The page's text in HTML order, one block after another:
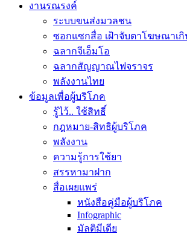
งานรณรงค์
ระบบขนส่งมวลชน
ซอกแซกสื่อ เฝ้าจับตาโฆษณาเกิ
ฉลากจีเอ็มโอ
ฉลากสัญญาณไฟจราจร
พลังงานไทย
ข้อมูลเพื่อผู้บริโภค
รู้ไว้.. ใช้สิทธิ์
กฎหมาย-สิทธิผู้บริโภค
พลังงาน
ความรู้การใช้ยา
สรรหามาฝาก
สื่อเผยแพร่
หนังสือคู่มือผู้บริโภค
Infographic
มัลติมีเดีย